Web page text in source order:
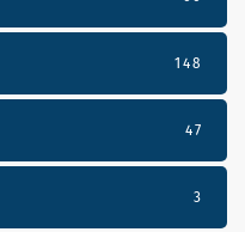
148
47
3